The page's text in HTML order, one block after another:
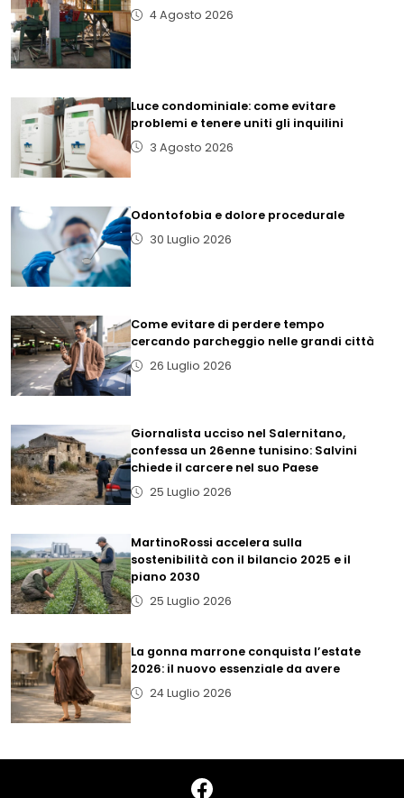
4 Agosto 2026
Luce condominiale: come evitare
problemi e tenere uniti gli inquilini
3 Agosto 2026
Odontofobia e dolore procedurale
30 Luglio 2026
Come evitare di perdere tempo
cercando parcheggio nelle grandi città
26 Luglio 2026
Giornalista ucciso nel Salernitano,
confessa un 26enne tunisino: Salvini
chiede il carcere nel suo Paese
25 Luglio 2026
MartinoRossi accelera sulla
sostenibilità con il bilancio 2025 e il
piano 2030
25 Luglio 2026
La gonna marrone conquista l’estate
2026: il nuovo essenziale da avere
24 Luglio 2026